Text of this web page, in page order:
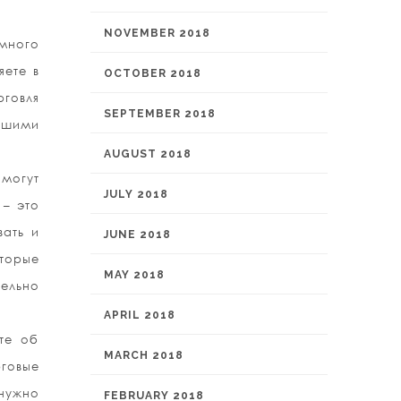
в
это
и
об
NOVEMBER 2018
OCTOBER 2018
SEPTEMBER 2018
AUGUST 2018
JULY 2018
JUNE 2018
MAY 2018
APRIL 2018
MARCH 2018
FEBRUARY 2018